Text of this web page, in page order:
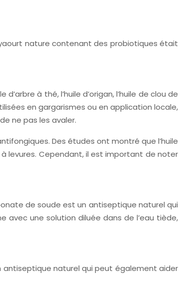
nature contenant des probiotiques était
à thé, l’huile d’origan, l’huile de clou de
en gargarismes ou en application locale,
ne pas les avaler.
Des études ont montré que l’huile
levures. Cependant, il est important de noter
de soude est un antiseptique naturel qui
avec une solution diluée dans de l’eau tiède,
naturel qui peut également aider